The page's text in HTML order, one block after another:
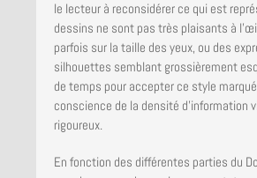
le lecteur à reconsidérer ce qui est
dessins ne sont pas très plaisants à
parfois sur la taille des yeux, ou des
silhouettes semblant grossièrement
de temps pour accepter ce style
conscience de la densité d’information
rigoureux.
En fonction des différentes parties du